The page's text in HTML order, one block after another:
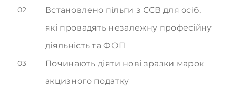
02
Встановлено пільги з ЄСВ для осіб,
які провадять незалежну професійну
діяльність та ФОП
03
Починають діяти нові зразки марок
акцизного податку